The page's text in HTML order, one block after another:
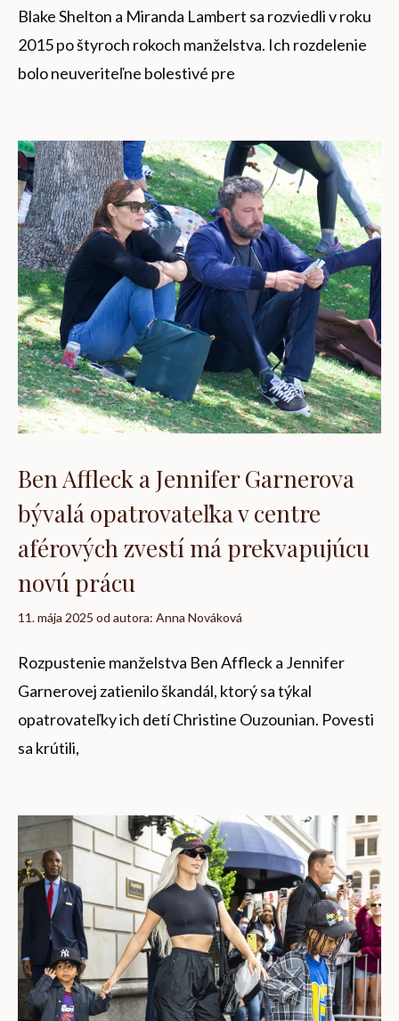
Blake Shelton a Miranda Lambert sa rozviedli v roku
2015 po štyroch rokoch manželstva. Ich rozdelenie
bolo neuveriteľne bolestivé pre
Ben Affleck a Jennifer Garnerova
bývalá opatrovateľka v centre
aférových zvestí má prekvapujúcu
novú prácu
11. mája 2025 od autora: Anna Nováková
Rozpustenie manželstva Ben Affleck a Jennifer
Garnerovej zatienilo škandál, ktorý sa týkal
opatrovateľky ich detí Christine Ouzounian. Povesti
sa krútili,